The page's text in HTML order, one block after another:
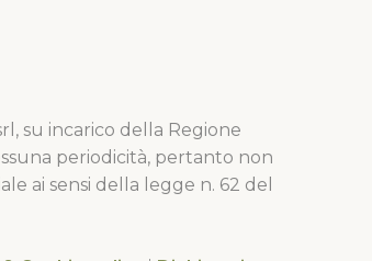
su incarico della Regione
periodicità, pertanto non
ai sensi della legge n. 62 del